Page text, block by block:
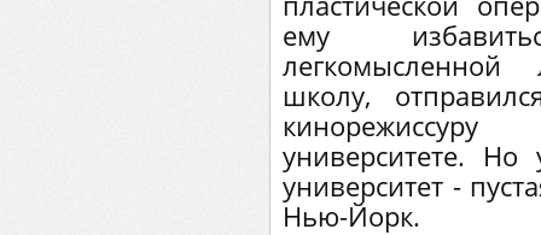
ему
школу,
университете.
университет -
Нью-Йорк.